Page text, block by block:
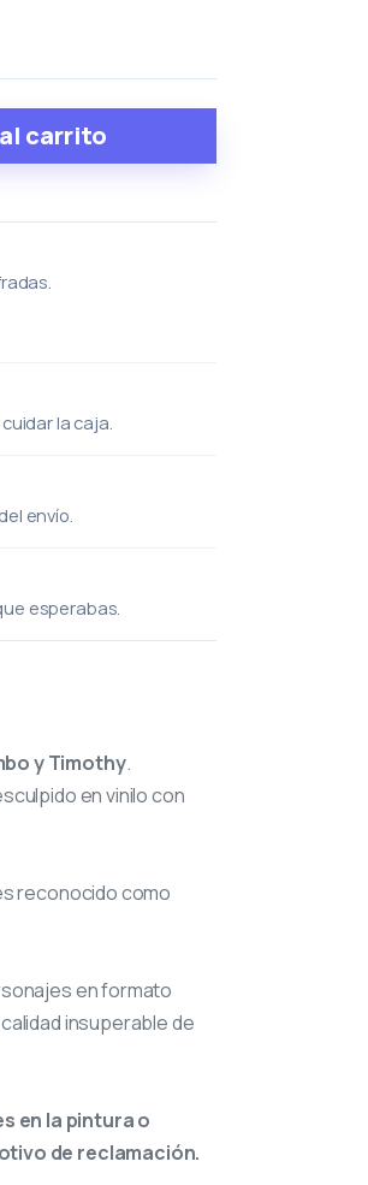
carrito
la caja.
envío.
esperabas.
y Timothy.
en vinilo con
reconocido como
en formato
insuperable de
en la pintura o
de reclamación.